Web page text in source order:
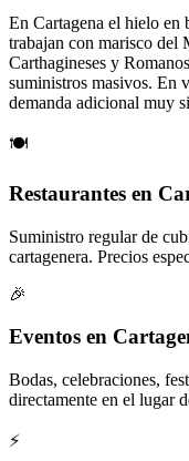
En Cartagena el hielo en
trabajan con marisco del
Carthagineses y
suministros masivos. En
demanda adicional muy
🍽️
Restaurantes en
Suministro regular de
cartagenera. Precios
🎉
Eventos en
Bodas, celebraciones,
directamente en el lugar
⚡